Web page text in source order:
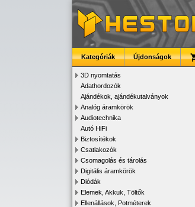
Kategóriák Újdonságok
3D nyomtatás
Adathordozók
Ajándékok, ajándékutalványok
Analóg áramkörök
Audiotechnika
Autó HiFi
Biztosítékok
Csatlakozók
Csomagolás és tárolás
Digitális áramkörök
Diódák
Elemek, Akkuk, Töltők
Ellenállások, Potméterek